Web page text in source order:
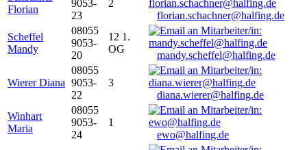
Florian
9053-
23
2
florian.schachner@halfing.de
Scheffel
Mandy
08055
9053-
20
12 1.
OG
mandy.scheffel@halfing.de
Wierer Diana
08055
9053-
22
3
diana.wierer@halfing.de
Winhart
Maria
08055
9053-
24
1
ewo@halfing.de